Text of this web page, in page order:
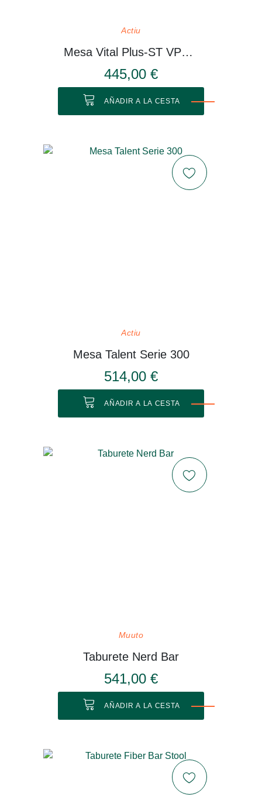
Actiu
Mesa Vital Plus-ST VP514
445,00 €
AÑADIR A LA CESTA
Actiu
Mesa Talent Serie 300
514,00 €
AÑADIR A LA CESTA
Muuto
Taburete Nerd Bar
541,00 €
AÑADIR A LA CESTA